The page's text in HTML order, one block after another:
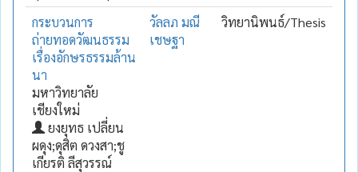
กระบวนการ
ถ่ายทอดวัฒนธรรม
เรื่องอักษรธรรมล้าน
นา
มหาวิทยาลัย
เชียงใหม่
ยงยุทธ เปลี่ยน
ผดุง;ดุสิต ดวงสา;ชู
เกียรติ ลีสุวรรณ์
วัลลภ มณี
เชษฐา
วิทยานิพนธ์/Thesis